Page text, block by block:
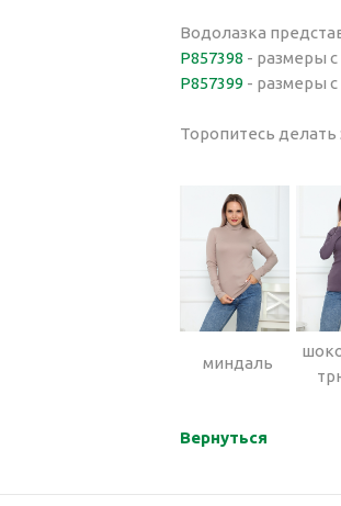
Водолазка
Р857398 - размеры с
Р857399 - размеры с
Торопитесь делать
миндаль
Вернуться